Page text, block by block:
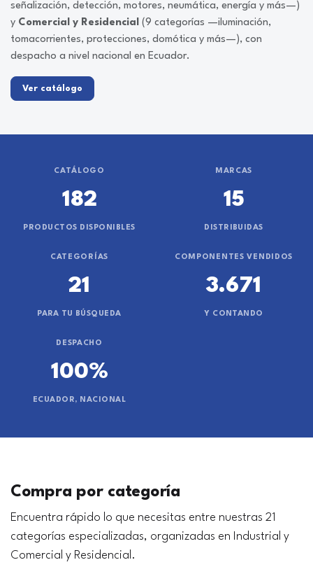
señalización, detección, motores, neumática, energía y más—)
y Comercial y Residencial (9 categorías —iluminación,
tomacorrientes, protecciones, domótica y más—), con
despacho a nivel nacional en Ecuador.
Ver catálogo
CATÁLOGO
182
PRODUCTOS DISPONIBLES
MARCAS
15
DISTRIBUIDAS
CATEGORÍAS
21
PARA TU BÚSQUEDA
COMPONENTES VENDIDOS
3.671
Y CONTANDO
DESPACHO
100%
ECUADOR, NACIONAL
Compra por categoría
Encuentra rápido lo que necesitas entre nuestras 21
categorías especializadas, organizadas en Industrial y
Comercial y Residencial.